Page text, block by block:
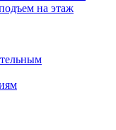
на этаж